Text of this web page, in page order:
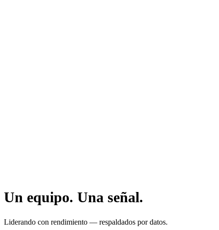
Un equipo. Una señal.
Liderando con rendimiento — respaldados por datos.